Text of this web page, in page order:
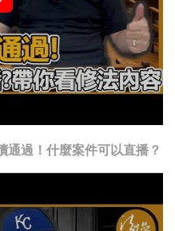
通過！什麼案件可以直播？